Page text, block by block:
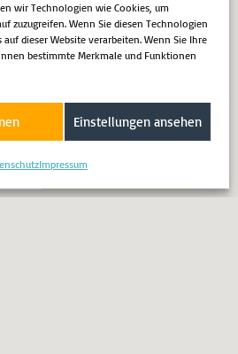
wir Technologien wie Cookies, um
zuzugreifen. Wenn Sie diesen Technologien
dieser Website verarbeiten. Wenn Sie Ihre
bestimmte Merkmale und Funktionen
Einstellungen ansehen
Impressum